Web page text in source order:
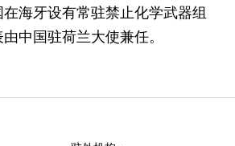
海牙设有常驻禁止化学武器组
中国驻荷兰大使兼任。